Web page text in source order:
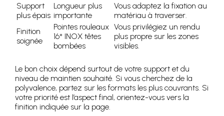
Support
plus épais
Longueur plus
importante
Vous adaptez la fixation au
matériau à traverser.
Finition
soignée
Pointes rouleaux
16° INOX têtes
bombées
Vous privilégiez un rendu
plus propre sur les zones
visibles.
Le bon choix dépend surtout de votre support et du
niveau de maintien souhaité. Si vous cherchez de la
polyvalence, partez sur les formats les plus couvrants. Si
votre priorité est l’aspect final, orientez-vous vers la
finition indiquée sur la page.